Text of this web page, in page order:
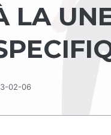
LA
02-06